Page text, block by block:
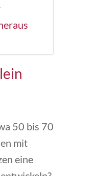
50 bis 70
mit
eine